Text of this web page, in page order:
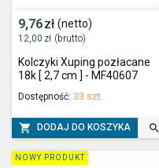
9,76zł (netto)
12,00 zł (brutto)
Kolczyki Xuping pozłacane
18k [ 2,7 cm ] - MF40607
Dostępność: 33 szt.
 DODAJ DO KOSZYKA 
NOWY PRODUKT